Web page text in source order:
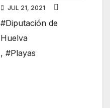
JUL 21, 2021
#Diputación de
Huelva
, #Playas